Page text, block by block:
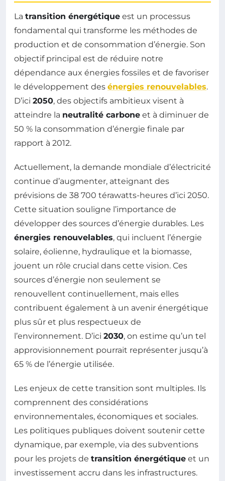
La transition énergétique est un processus
fondamental qui transforme les méthodes de
production et de consommation d’énergie. Son
objectif principal est de réduire notre
dépendance aux énergies fossiles et de favoriser
le développement des énergies renouvelables.
D’ici 2050, des objectifs ambitieux visent à
atteindre la neutralité carbone et à diminuer de
50 % la consommation d’énergie finale par
rapport à 2012.
Actuellement, la demande mondiale d’électricité
continue d’augmenter, atteignant des
prévisions de 38 700 térawatts-heures d’ici 2050.
Cette situation souligne l’importance de
développer des sources d’énergie durables. Les
énergies renouvelables, qui incluent l’énergie
solaire, éolienne, hydraulique et la biomasse,
jouent un rôle crucial dans cette vision. Ces
sources d’énergie non seulement se
renouvellent continuellement, mais elles
contribuent également à un avenir énergétique
plus sûr et plus respectueux de
l’environnement. D’ici 2030, on estime qu’un tel
approvisionnement pourrait représenter jusqu’à
65 % de l’énergie utilisée.
Les enjeux de cette transition sont multiples. Ils
comprennent des considérations
environnementales, économiques et sociales.
Les politiques publiques doivent soutenir cette
dynamique, par exemple, via des subventions
pour les projets de transition énergétique et un
investissement accru dans les infrastructures.